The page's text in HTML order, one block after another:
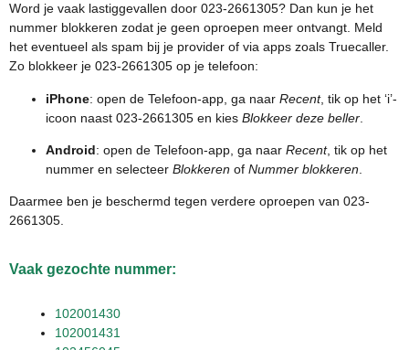
Word je vaak lastiggevallen door 023-2661305? Dan kun je het
nummer blokkeren zodat je geen oproepen meer ontvangt. Meld
het eventueel als spam bij je provider of via apps zoals Truecaller.
Zo blokkeer je 023-2661305 op je telefoon:
iPhone: open de Telefoon-app, ga naar Recent, tik op het ‘i’-
icoon naast 023-2661305 en kies Blokkeer deze beller
Android: open de Telefoon-app, ga naar Recent, tik op het
nummer en selecteer Blokkeren of Nummer blokkeren
Daarmee ben je beschermd tegen verdere oproepen van 023-
2661305.
Vaak gezochte nummer:
102001430
102001431